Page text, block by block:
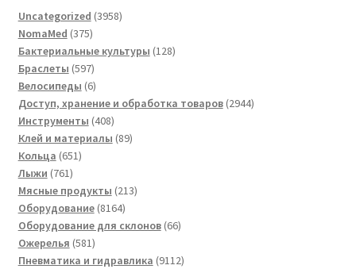
Uncategorized 39583958
NomaMed 375375
товаров
Бактериальные культуры 128128
Браслеты 597597
товаров
Велосипеды 66
товаров
Доступ, хранение и обработка товаров 29442944
Инструменты 408408
товаров
Клей и материалы 8989
Кольца 651651
Лыжи 761761
товар
Мясные продукты 213213
Оборудование 81648164
товара
Оборудование для склонов 6666
Ожерелья 581581
товар
Пневматика и гидравлика 91129112